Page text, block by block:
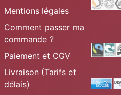
Mentions légales
Comment passer ma
commande ?
Paiement et CGV
Livraison (Tarifs et
délais)